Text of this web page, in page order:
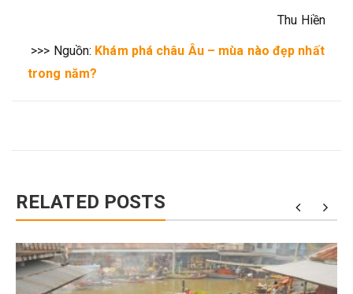
Thu Hiền
>>> Nguồn: Khám phá châu Âu – mùa nào đẹp nhất
trong năm?
RELATED POSTS